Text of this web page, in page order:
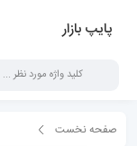
پایپ بازار
صفحه نخست